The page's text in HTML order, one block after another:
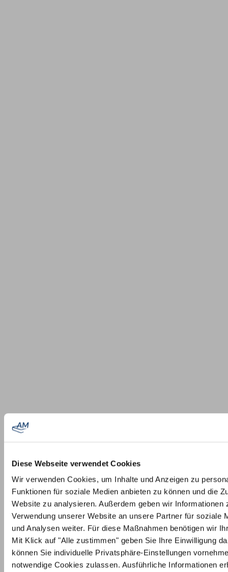
Diese Webseite verwendet Cookies
Wir verwenden Cookies, um Inhalte und Anzeigen zu
Funktionen für soziale Medien anbieten zu können und die
Website zu analysieren. Außerdem geben wir Informationen
Verwendung unserer Website an unsere Partner für soziale
und Analysen weiter. Für diese Maßnahmen benötigen wir
Mit Klick auf "Alle zustimmen" geben Sie Ihre Einwilligung
können Sie individuelle Privatsphäre-Einstellungen
notwendige Cookies zulassen. Ausführliche Informationen